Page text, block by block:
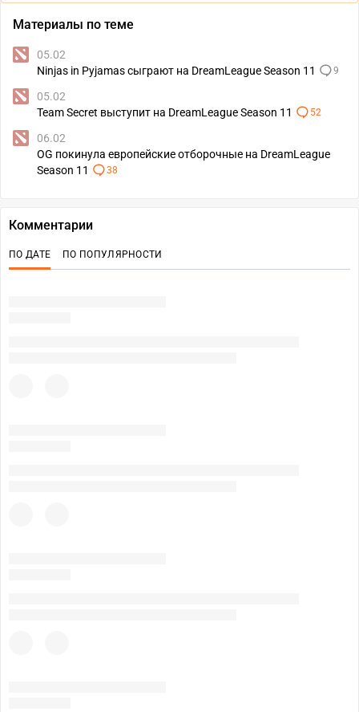
Материалы по теме
05.02
Ninjas in Pyjamas сыграют на DreamLeague Season 11
9
05.02
Team Secret выступит на DreamLeague Season 11
52
06.02
OG покинула европейские отборочные на DreamLeague
Season 11
38
Комментарии
ПО ДАТЕ ПО ПОПУЛЯРНОСТИ